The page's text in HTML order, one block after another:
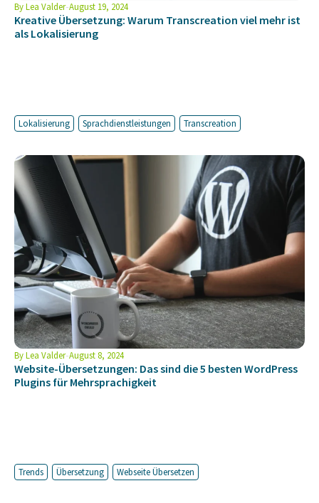
ByLea Valder August 19, 2024
Kreative Übersetzung: Warum Transcreation viel mehr ist
als Lokalisierung
Lokalisierung Sprachdienstleistungen Transcreation
ByLea Valder August 8, 2024
Website-Übersetzungen: Das sind die 5 besten WordPress
Plugins für Mehrsprachigkeit
Trends Übersetzung Webseite Übersetzen